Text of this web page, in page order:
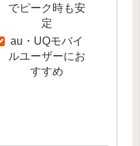
でピーク時も安
定
au・UQモバイ
ルユーザーにお
すすめ